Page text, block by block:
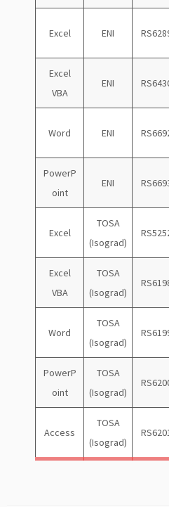
Excel ENI
Excel
VBA
ENI
Word ENI
PowerP
oint
ENI
Excel
TOSA
(Isograd)
Excel
VBA
TOSA
(Isograd)
Word
TOSA
(Isograd)
PowerP
oint
TOSA
(Isograd)
Access
TOSA
(Isograd)